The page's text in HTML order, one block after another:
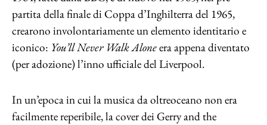
partita della finale di Coppa d’Inghilterra del 1965,
crearono involontariamente un elemento identitario e
iconico: You’ll Never Walk Aloneera appena diventato
(per adozione) l’inno ufficiale del Liverpool.
In un’epoca in cui la musica da oltreoceano non era
facilmente reperibile, la cover dei Gerry and the